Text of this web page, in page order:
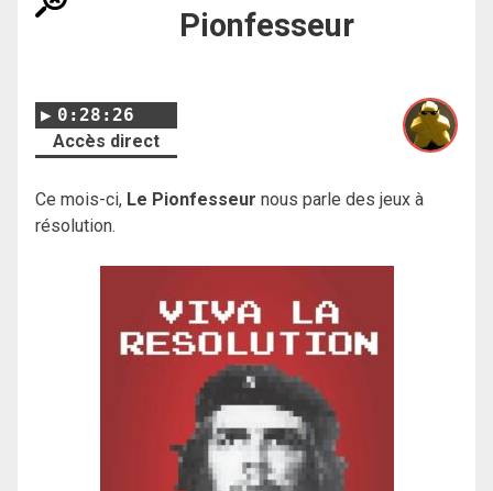
Pionfesseur
0:28:26
Accès direct
Ce mois-ci, Le Pionfesseur nous parle des jeux à
résolution.